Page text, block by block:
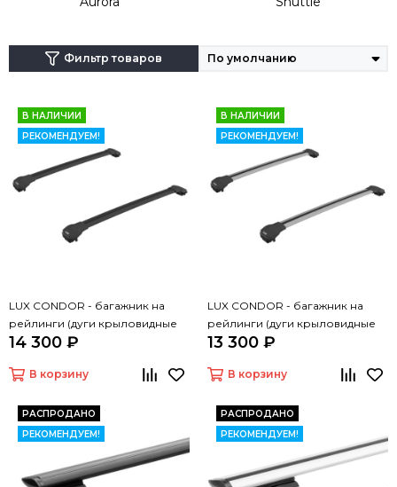
Фильтр товаров
В НАЛИЧИИ
РЕКОМЕНДУЕМ!
LUX CONDOR - багажник на
рейлинги (дуги крыловидные
черные 110 см)
14 300 ₽
В корзину
В НАЛИЧИИ
РЕКОМЕНДУЕМ!
LUX CONDOR - багажник на
рейлинги (дуги крыловидные
серые 110 см)
13 300 ₽
В корзину
РАСПРОДАНО
РЕКОМЕНДУЕМ!
РАСПРОДАНО
РЕКОМЕНДУЕМ!